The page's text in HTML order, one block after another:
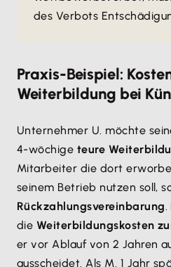
des Verbots
Praxis-Beispiel:
Weiterbildung bei
Unternehmer U. möchte
4-wöchige teure
Mitarbeiter die dort
seinem Betrieb nutzen soll,
Rückzahlungsvereinbarung.
die Weiterbildungskosten
er vor Ablauf von 2 Jahren
ausscheidet. Als M. 1 Jahr